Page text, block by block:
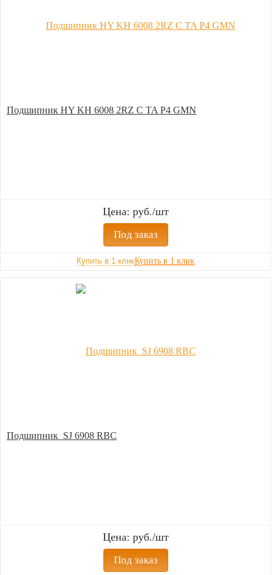
Подшипник HY KH 6008 2RZ C TA P4 GMN
Цена: руб./шт
Под заказ
Купить в 1 клик
Подшипник SJ 6908 RBC
Цена: руб./шт
Под заказ